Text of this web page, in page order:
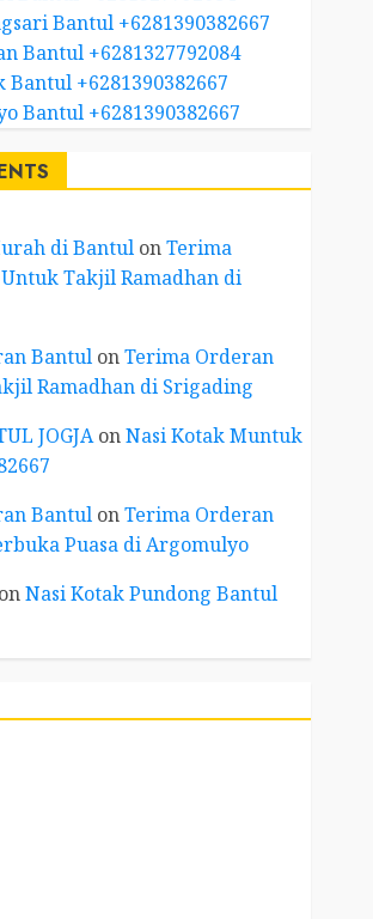
Bantul +6281390382667
Bantul +6281327792084
+6281390382667
Bantul +6281390382667
di BantulonTerima
Takjil Ramadhan di
BantulonTerima Orderan
Ramadhan di Srigading
JOGJAonNasi Kotak Muntuk
BantulonTerima Orderan
Puasa di Argomulyo
Nasi Kotak Pundong Bantul